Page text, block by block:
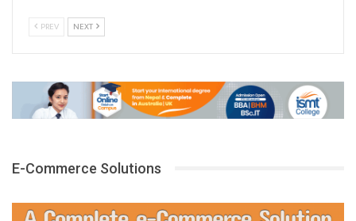
PREV NEXT
E-Commerce Solutions